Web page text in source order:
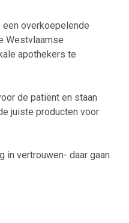
overkoepelende
Westvlaamse
apothekers te
de patiënt en staan
juiste producten voor
in vertrouwen- daar gaan